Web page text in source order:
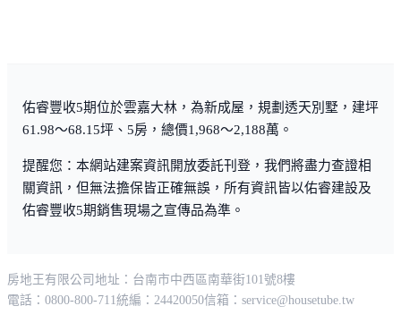
佑睿豐收5期位於雲嘉大林，為新成屋，規劃透天別墅，建坪
61.98～68.15坪、5房，總價1,968～2,188萬。
提醒您：本網站建案資訊開放委託刊登，我們將盡力查證相
關資訊，但無法擔保皆正確無誤，所有資訊皆以佑睿建設及
佑睿豐收5期銷售現場之宣傳品為準。
房地王有限公司 地址：台南市中西區南華街101號8樓
電話：0800-800-711統編：24420050信箱： service@housetube.tw